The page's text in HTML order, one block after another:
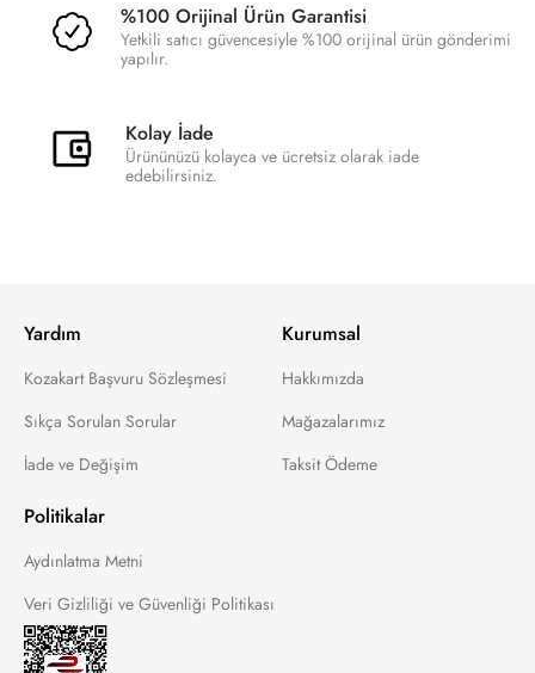
%100 Orijinal Ürün Garantisi
Yetkili satıcı güvencesiyle %100 orijinal ürün gönderimi
yapılır.
Kolay İade
Ürününüzü kolayca ve ücretsiz olarak iade
edebilirsiniz.
Yardım
Kozakart Başvuru Sözleşmesi
Sıkça Sorulan Sorular
İade ve Değişim
Kurumsal
Hakkımızda
Mağazalarımız
Taksit Ödeme
Politikalar
Aydınlatma Metni
Veri Gizliliği ve Güvenliği Politikası